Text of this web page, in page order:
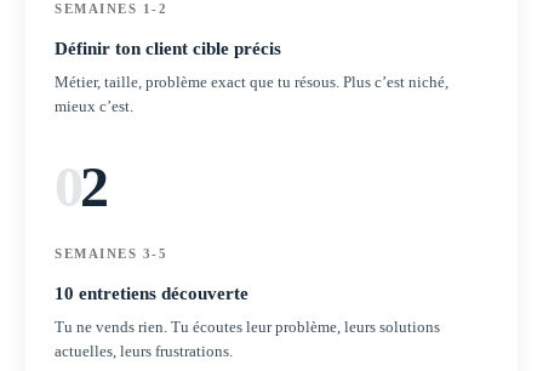
SEMAINES 1-2
Définir ton client cible précis
Métier, taille, problème exact que tu résous. Plus c’est niché,
mieux c’est.
02
SEMAINES 3-5
10 entretiens découverte
Tu ne vends rien. Tu écoutes leur problème, leurs solutions
actuelles, leurs frustrations.